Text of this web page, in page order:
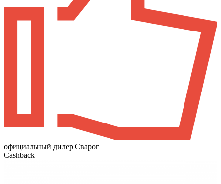
официальный дилер Сварог
Cashback